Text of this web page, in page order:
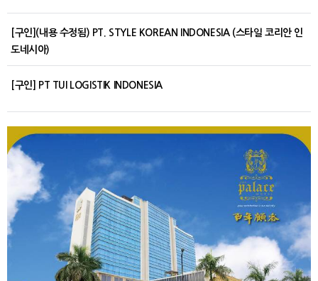
[구인](내용 수정됨) PT. STYLE KOREAN INDONESIA (스타일 코리안 인
도네시아)
[구인] PT TUI LOGISTIK INDONESIA